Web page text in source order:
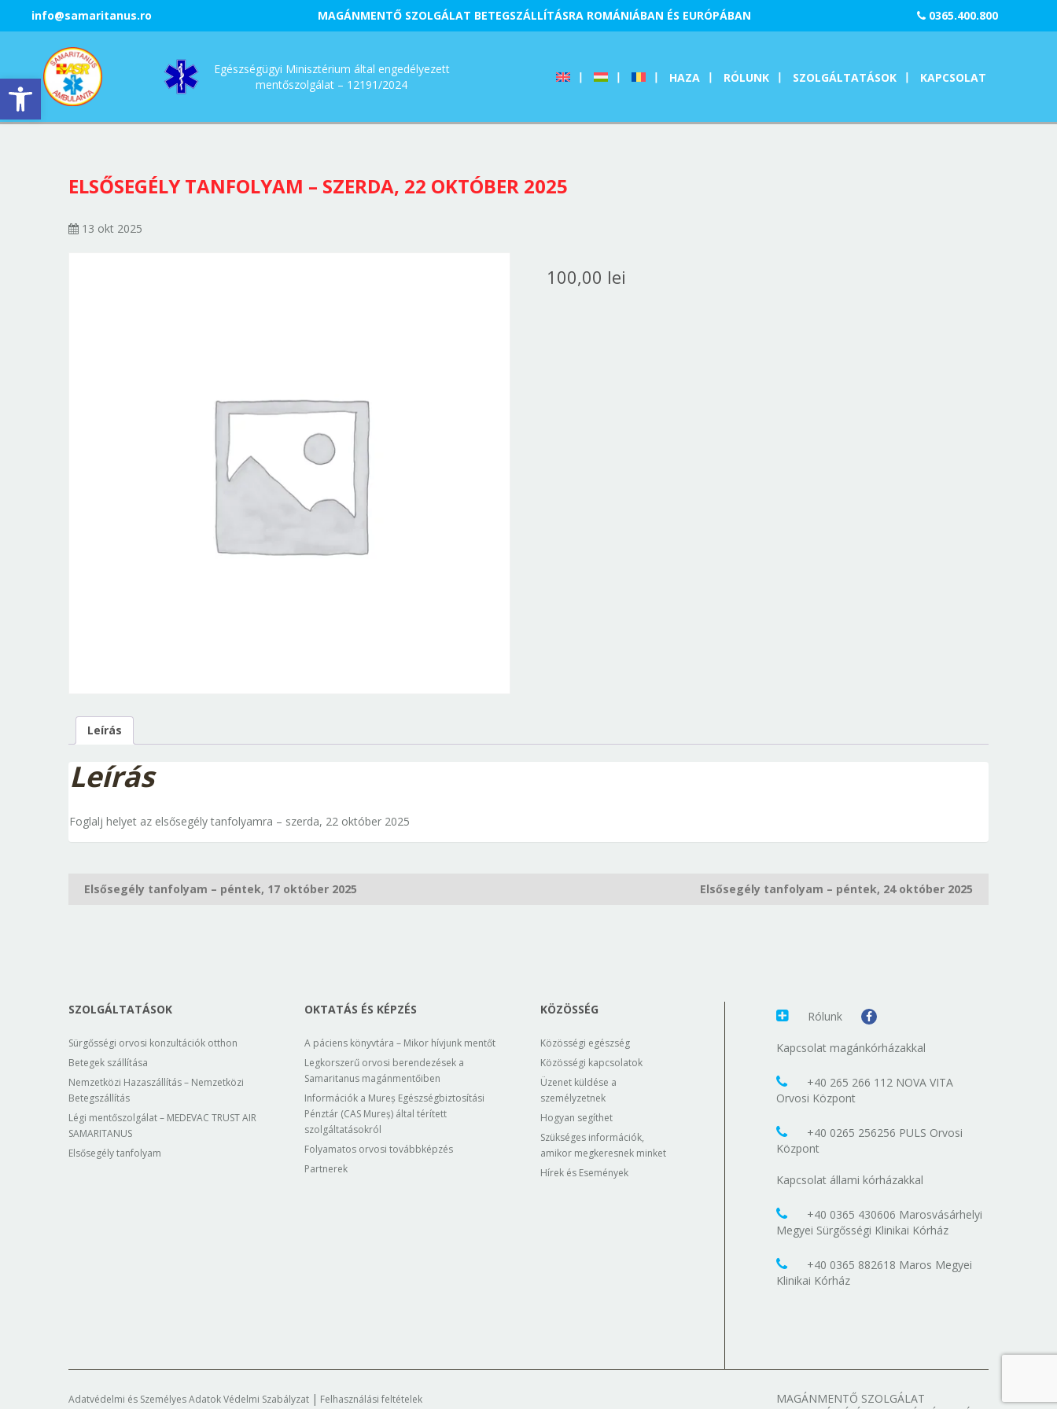
Eszköztár megnyitása
info@samaritanus.ro MAGÁNMENTŐ SZOLGÁLAT BETEGSZÁLLÍTÁSRA ROMÁNIÁBAN ÉS EURÓPÁBAN 0365.400.800
Egészségügyi Minisztérium által engedélyezett
mentőszolgálat – 12191/2024
HAZA RÓLUNK SZOLGÁLTATÁSOK KAPCSOLAT
ELSŐSEGÉLY TANFOLYAM – SZERDA, 22 OKTÓBER 2025
13 okt 2025
100,00 lei
Leírás
Leírás
Foglalj helyet az elsősegély tanfolyamra – szerda, 22 október 2025
Bejegyzés
Elsősegély tanfolyam – péntek, 17 október 2025 Elsősegély tanfolyam – péntek, 24 október 2025
SZOLGÁLTATÁSOK
Sürgősségi orvosi konzultációk otthon
Betegek szállítása
Nemzetközi Hazaszállítás – Nemzetközi
Betegszállítás
Légi mentőszolgálat – MEDEVAC TRUST AIR
SAMARITANUS
Elsősegély tanfolyam
OKTATÁS ÉS KÉPZÉS
A páciens könyvtára – Mikor hívjunk mentőt
Legkorszerű orvosi berendezések a
Samaritanus magánmentőiben
Információk a Mureș Egészségbiztosítási
Pénztár (CAS Mureș) által térített
szolgáltatásokról
Folyamatos orvosi továbbképzés
Partnerek
KÖZÖSSÉG
Közösségi egészség
Közösségi kapcsolatok
Üzenet küldése a
személyzetnek
Hogyan segíthet
Szükséges információk,
amikor megkeresnek minket
Hírek és Események
Rólunk
Kapcsolat magánkórházakkal
+40 265 266 112 NOVA VITA
Orvosi Központ
+40 0265 256256 PULS Orvosi
Központ
Kapcsolat állami kórházakkal
+40 0365 430606 Marosvásárhelyi
Megyei Sürgősségi Klinikai Kórház
+40 0365 882618 Maros Megyei
Klinikai Kórház
Adatvédelmi és Személyes Adatok Védelmi Szabályzat Felhasználási feltételek
MAGÁNMENTŐ SZOLGÁLAT